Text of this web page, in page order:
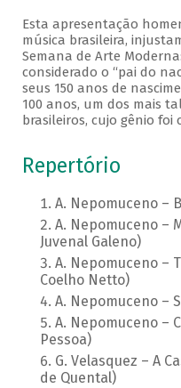
Esta apresentação
música brasileira,
Semana de Arte
considerado o “pai do
seus 150 anos de
100 anos, um dos mais
brasileiros, cujo gênio foi
Repertório
A. Nepomuceno –
A. Nepomuceno –
Juvenal Galeno)
A. Nepomuceno –
Coelho Netto)
A. Nepomuceno –
A. Nepomuceno –
Pessoa)
G. Velasquez – A
de Quental)